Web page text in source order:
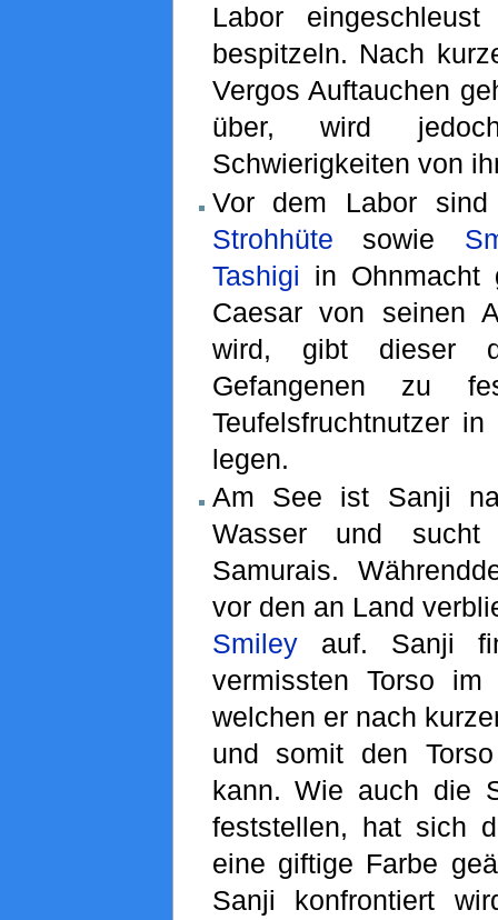
Labor
bespitzeln. Nach
Vergos Auftauchen
über, wird
Schwierigkeiten von
Vor dem Labor sind
Strohhüte sowie
Tashigi in Ohnmacht
Caesar von seinen
wird, gibt dieser
Gefangenen zu
Teufelsfruchtnutzer in
legen.
Am See ist Sanji
Wasser und
Samurais.
vor den an Land
Smileyauf. Sanji
vermissten Torso
welchen er nach
und somit den
kann. Wie auch die
feststellen, hat sich
eine giftige Farbe
Sanji konfrontiert